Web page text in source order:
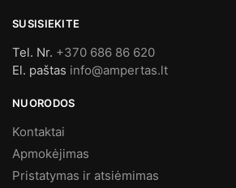
SUSISIEKITE
Tel. Nr. +370 686 86 620
El. paštas info@ampertas.lt
NUORODOS
Kontaktai
Apmokėjimas
Pristatymas ir atsiėmimas